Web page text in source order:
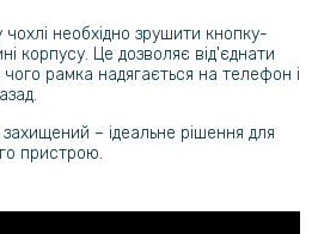
грн
для ZTE Nubia Z60S Pro з рамкою
грн
необхідно зрушити кнопку-
корпусу. Це дозволяє від'єднати
чого рамка надягається на телефон і
– ідеальне рішення для
пристрою.